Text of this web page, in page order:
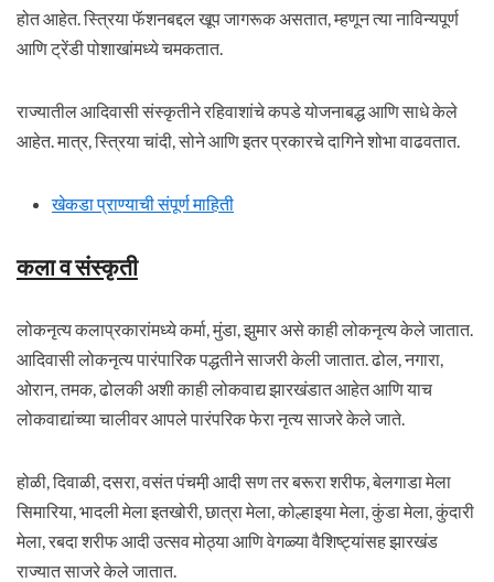
होत आहेत. स्त्रिया फॅशनबद्दल खूप जागरूक असतात, म्हणून त्या नाविन्यपूर्ण
आणि ट्रेंडी पोशाखांमध्ये चमकतात.
राज्यातील आदिवासी संस्कृतीने रहिवाशांचे कपडे योजनाबद्ध आणि साधे केले
आहेत. मात्र, स्त्रिया चांदी, सोने आणि इतर प्रकारचे दागिने शोभा वाढवतात.
खेकडा प्राण्याची संपूर्ण माहिती
कला व संस्कृती
लोकनृत्य कलाप्रकारांमध्ये कर्मा, मुंडा, झुमार असे काही लोकनृत्य केले जातात.
आदिवासी लोकनृत्य पारंपारिक पद्धतीने साजरी केली जातात. ढोल, नगारा,
ओरान, तमक, ढोलकी अशी काही लोकवाद्य झारखंडात आहेत आणि याच
लोकवाद्यांच्या चालीवर आपले पारंपरिक फेरा नृत्य साजरे केले जाते.
होळी,‍ दिवाळी, दसरा, वसंत पंचमी़ आदी सण तर बरूरा शरीफ, बेलगाडा मेला
सिमारिया, भादली मेला इतखोरी, छात्रा मेला, कोल्हाइया मेला, कुंडा मेला, कुंदारी
मेला, रबदा शरीफ आदी उत्सव मोठ्या आणि वेगळ्या वैशिष्ट्यांसह झारखंड
राज्यात साजरे केले जातात.